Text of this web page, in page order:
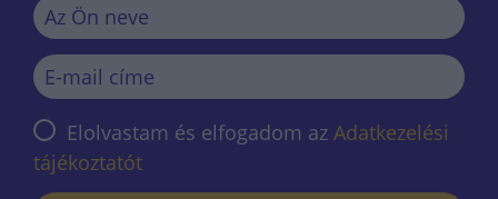
Elolvastam és elfogadom az Adatkezelési
tájékoztatót